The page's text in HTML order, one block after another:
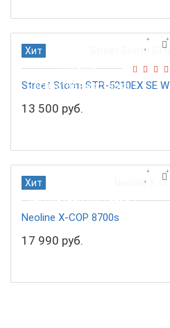
Хит
Подарок!
Бесплатная доставка
Street Storm STR-5210EX SE W
13 500 руб.
Хит
Бесплатная доставка
Neoline X-COP 8700s
17 990 руб.